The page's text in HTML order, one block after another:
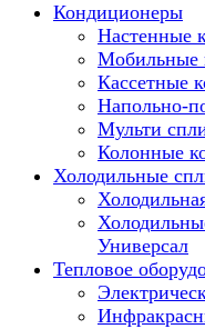
Кондиционеры
Настенные
Мобильные
Кассетные
Напольно-
Мульти
Колонные
Холодильные
Универсал
Тепловое